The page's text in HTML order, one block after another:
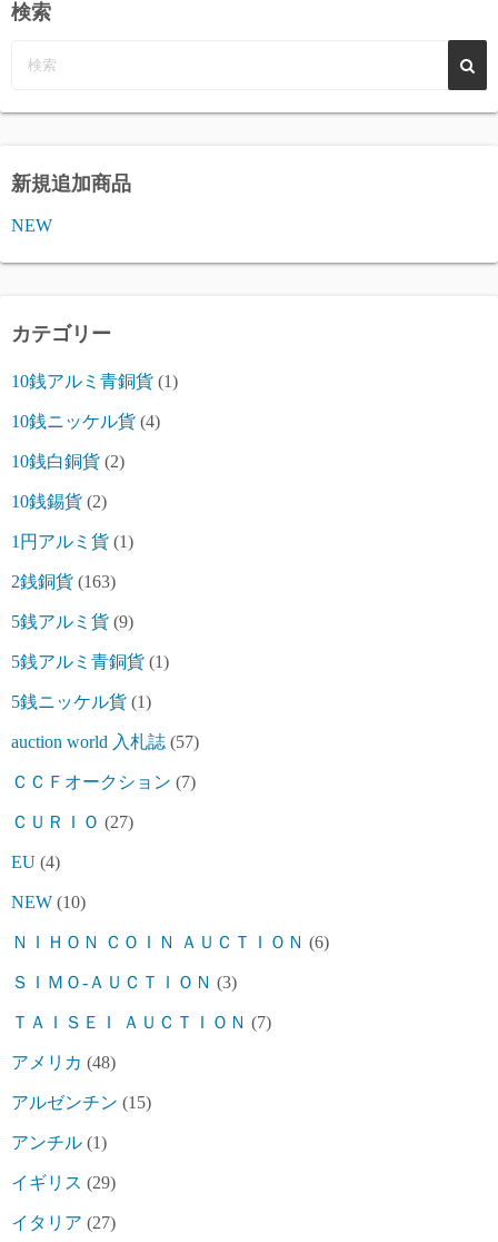
検索
新規追加商品
NEW
カテゴリー
10銭アルミ青銅貨 (1)
10銭ニッケル貨 (4)
10銭白銅貨 (2)
10銭錫貨 (2)
1円アルミ貨 (1)
2銭銅貨 (163)
5銭アルミ貨 (9)
5銭アルミ青銅貨 (1)
5銭ニッケル貨 (1)
auction world 入札誌 (57)
ＣＣＦオークション (7)
ＣＵＲＩＯ (27)
EU (4)
NEW (10)
ＮＩＨＯＮ ＣＯＩＮ ＡＵＣＴＩＯＮ (6)
ＳＩＭＯ-ＡＵＣＴＩＯＮ (3)
ＴＡＩＳＥＩ ＡＵＣＴＩＯＮ (7)
アメリカ (48)
アルゼンチン (15)
アンチル (1)
イギリス (29)
イタリア (27)